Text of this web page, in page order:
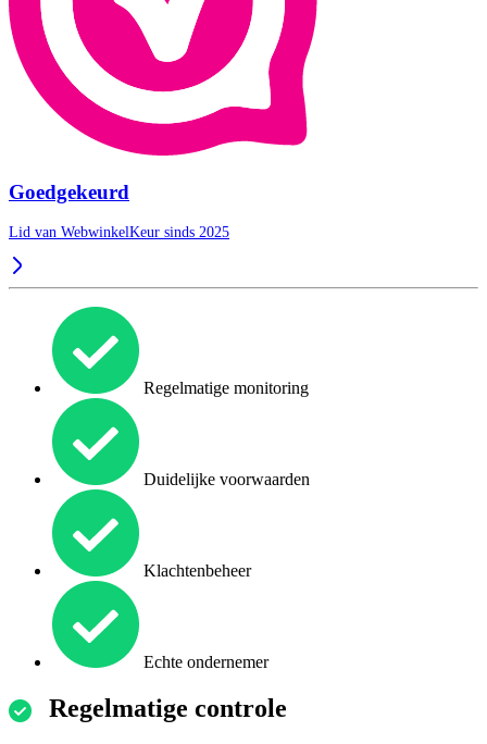
Goedgekeurd
Lid van WebwinkelKeur sinds 2025
Regelmatige monitoring
Duidelijke voorwaarden
Klachtenbeheer
Echte ondernemer
Regelmatige controle